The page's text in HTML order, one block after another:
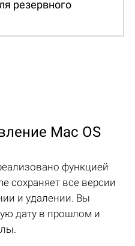
резервного
Mac OS
функцией
сохраняет все версии
и удалении. Вы
дату в прошлом и